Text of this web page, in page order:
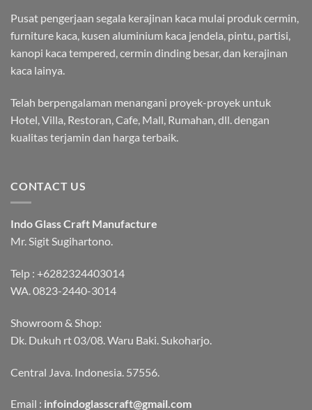
Pusat pengerjaan segala kerajinan kaca mulai produk cermin,
furniture kaca, kusen aluminium kaca jendela, pintu, partisi,
kanopi kaca tempered, cermin dinding besar, dan kerajinan
kaca lainya.
Telah berpengalaman menangani proyek-proyek untuk
Hotel, Villa, Restoran, Cafe, Mall, Rumahan, dll. dengan
kualitas terjamin dan harga terbaik.
CONTACT US
Indo Glass Craft Manufacture
Mr. Sigit Sugihartono.
Telp : +6282324403014
WA.0823-2440-3014
Showroom & Shop:
Dk. Dukuh rt 03/08. Waru Baki. Sukoharjo.
Central Java. Indonesia. 57556.
Email : infoindoglasscraft@gmail.com